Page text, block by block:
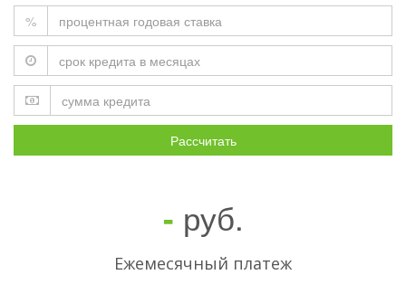
%
Рассчитать
- руб.
Ежемесячный платеж